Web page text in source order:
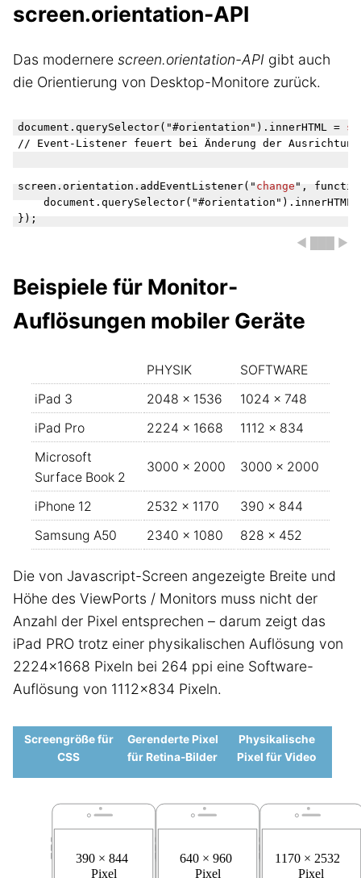
screen.orientation-API
Das modernere screen.orientation-API gibt auch
die Orientierung von Desktop-Monitore zurück.
document.querySelector("#orientation").innerHTML =
// Event-Listener feuert bei Änderung der
screen.orientation.addEventListener(" change",
◀ ███ ▶
Beispiele für Monitor-
Auflösungen mobiler Geräte
PHYSIK
SOFTWARE
iPad 3
2048 × 1536
1024 × 748
iPad Pro
2224 × 1668
1112 × 834
Microsoft
Surface Book 2
3000 × 2000 3000 × 2000
iPhone 12 2532 × 1170
390 × 844
Samsung A50
2340 × 1080 828 × 452
Die von Javascript-Screen angezeigte Breite und
Höhe des ViewPorts / Monitors muss nicht der
Anzahl der Pixel entsprechen – darum zeigt das
iPad PRO trotz einer physikalischen Auflösung von
2224x1668 Pixeln bei 264 ppi eine Software-
Auflösung von 1112x834 Pixeln.
Screengröße für
CSS
Gerenderte Pixel
für Retina-Bilder
Physikalische
Pixel für Video